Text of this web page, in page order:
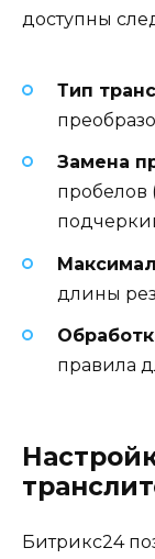
доступны
Тип
Замена
пробелов
длины
правила
Битрикс24